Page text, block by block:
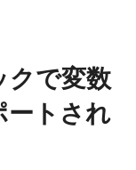
で変数
ートされ